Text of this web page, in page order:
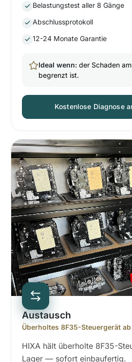
Belastungstest aller 8 Gänge
Abschlussprotokoll
12-24 Monate Garantie
Ideal wenn: der Schaden
begrenzt ist.
Kostenlose Diagnose
Austausch
Überholtes 8F35-Steuergerät
HIXA hält überholte 8F35-
Lager — sofort einbaufertig.